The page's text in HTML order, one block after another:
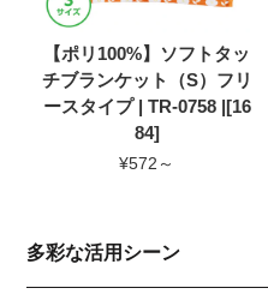
【ポリ100%】ソフトタッ
チブランケット（S）フリ
ースタイプ | TR-0758 |[16
84]
¥572～
多彩な活用シーン